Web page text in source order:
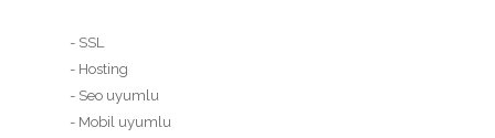
- SSL
- Hosting
- Seo uyumlu
- Mobil uyumlu